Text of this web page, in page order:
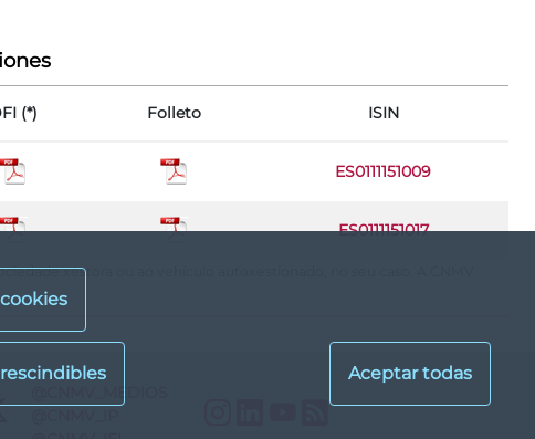
(*) Folleto ISIN
ES0111151009
ES0111151017
xestora ou ao vehículo autoxestionado, no seu caso. A CNMV
Instagram
LinkedIn
YouTube
RSS